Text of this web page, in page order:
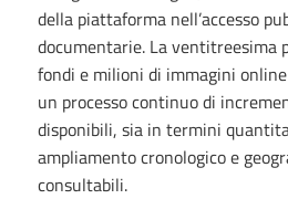
della piattaforma nell’accesso
documentarie. La ventitreesima
fondi e milioni di immagini
un processo continuo di
disponibili, sia in termini
ampliamento cronologico e
consultabili.